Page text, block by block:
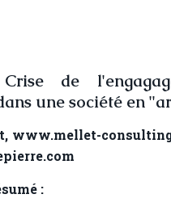
de
une société en
www.mellet-
: